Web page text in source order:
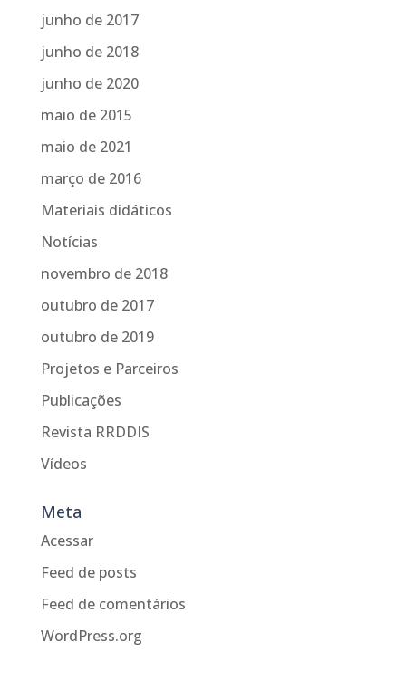
junho de 2017
junho de 2018
junho de 2020
maio de 2015
maio de 2021
março de 2016
Materiais didáticos
Notícias
novembro de 2018
outubro de 2017
outubro de 2019
Projetos e Parceiros
Publicações
Revista RRDDIS
Vídeos
Meta
Acessar
Feed de posts
Feed de comentários
WordPress.org